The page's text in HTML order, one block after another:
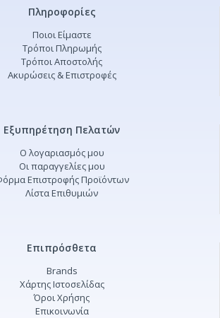
Πληροφορίες
Ποιοι Είμαστε
Τρόποι Πληρωμής
Τρόποι Αποστολής
Ακυρώσεις & Επιστροφές
Εξυπηρέτηση Πελατών
Ο λογαριασμός μου
Οι παραγγελίες μου
Επιστροφής Προϊόντων
Λίστα Επιθυμιών
Επιπρόσθετα
Brands
Χάρτης Ιστοσελίδας
Όροι Χρήσης
Επικοινωνία